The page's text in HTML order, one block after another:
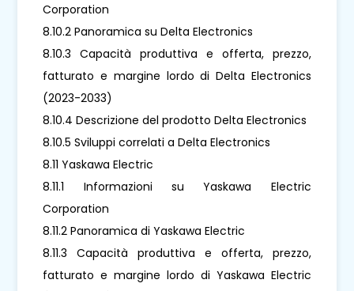
Corporation
8.10.2 Panoramica su Delta Electronics
8.10.3 Capacità produttiva e offerta, prezzo,
fatturato e margine lordo di Delta Electronics
(2023-2033)
8.10.4 Descrizione del prodotto Delta Electronics
8.10.5 Sviluppi correlati a Delta Electronics
8.11 Yaskawa Electric
8.11.1 Informazioni su Yaskawa Electric
Corporation
8.11.2 Panoramica di Yaskawa Electric
8.11.3 Capacità produttiva e offerta, prezzo,
fatturato e margine lordo di Yaskawa Electric